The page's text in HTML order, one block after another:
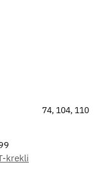
74, 104, 110
krekli